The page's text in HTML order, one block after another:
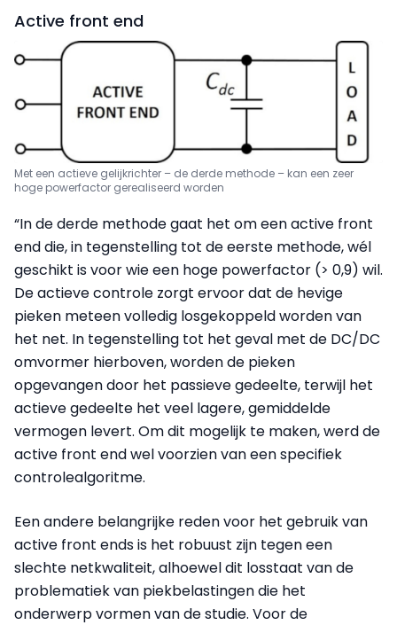
Active front end
Met een actieve gelijkrichter – de derde methode – kan een zeer
hoge powerfactor gerealiseerd worden
“In de derde methode gaat het om een active front
end die, in tegenstelling tot de eerste methode, wél
geschikt is voor wie een hoge powerfactor (> 0,9) wil.
De actieve controle zorgt ervoor dat de hevige
pieken meteen volledig losgekoppeld worden van
het net. In tegenstelling tot het geval met de DC/DC
omvormer hierboven, worden de pieken
opgevangen door het passieve gedeelte, terwijl het
actieve gedeelte het veel lagere, gemiddelde
vermogen levert. Om dit mogelijk te maken, werd de
active front end wel voorzien van een specifiek
controlealgoritme.
Een andere belangrijke reden voor het gebruik van
active front ends is het robuust zijn tegen een
slechte netkwaliteit, alhoewel dit losstaat van de
problematiek van piekbelastingen die het
onderwerp vormen van de studie. Voor de